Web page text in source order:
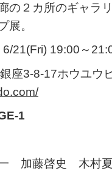
の２カ所のギャラ
展。
21(Fri) 19:00～
座3-8-17ホウユ
1
加藤啓史 木村